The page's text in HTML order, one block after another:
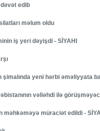
edib
məlum oldu
iş yeri dəyişdi - SİYAHI
yeni hərbi əməliyyata
vəliəhdi ilə
məhkəməyə müraciət edildi -